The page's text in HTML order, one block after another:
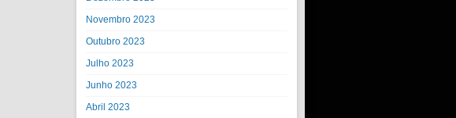
Novembro 2023
Outubro 2023
Julho 2023
Junho 2023
Abril 2023